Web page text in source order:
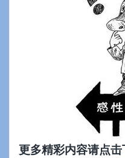
更多精彩内容请点